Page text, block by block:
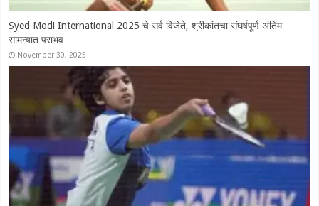
Syed Modi International 2025 चे सर्व विजेते, श्रीकांतचा संघर्षपूर्ण अंतिम
सामन्यात पराभव
November 30, 2025